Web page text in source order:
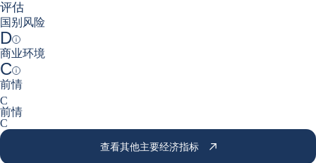
评估
国别风险
D
Help
商业环境
C
Help
前情
C
前情
C
查看其他主要经济指标